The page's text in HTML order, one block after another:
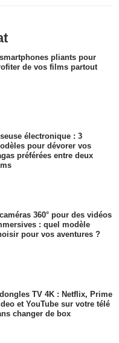
pliants pour
de vos films partout
électronique : 3
pour dévorer vos
préférées entre deux
360° pour des vidéos
: quel modèle
pour vos aventures ?
TV 4K : Netflix, Prime
et YouTube sur votre télé
changer de box